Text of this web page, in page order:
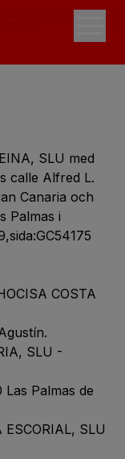
SLU med
calle Alfred L.
Canaria och
Palmas i
COSTA
SLU -
Palmas de
ESCORIAL, SLU